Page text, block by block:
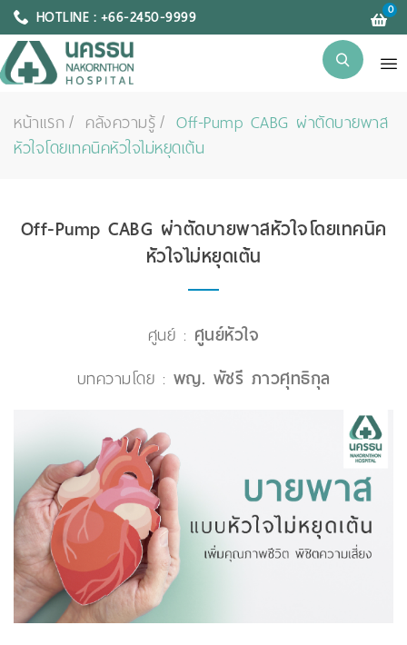
HOTLINE : +66-2450-9999 0
หน้าแรก คลังความรู้
Off-Pump CABG ผ่าตัดบายพาส
หัวใจโดยเทคนิคหัวใจไม่หยุดเต้น
Off-Pump CABG ผ่าตัดบายพาสหัวใจโดยเทคนิค
หัวใจไม่หยุดเต้น
ศูนย์ : ศูนย์หัวใจ
บทความโดย : พญ. พัชรี ภาวศุทธิกุล